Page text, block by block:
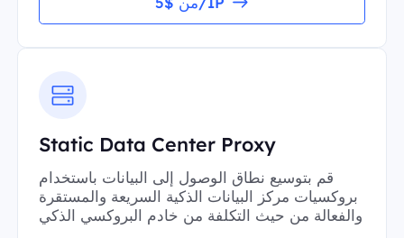
Static Data Center Proxy
قم بتوسيع نطاق الوصول إلى البيانات باستخدام
بروكسيات مركز البيانات الذكية السريعة والمستقرة
والفعالة من حيث التكلفة من خادم البروكسي الذكي